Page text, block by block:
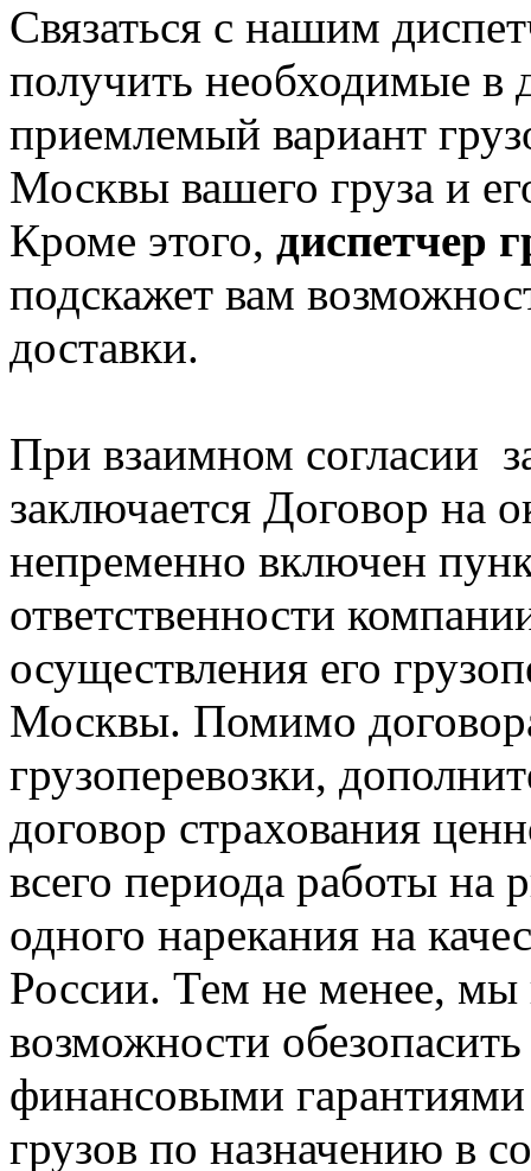
Связаться с нашим
получить необходимые в
приемлемый вариант
Москвы вашего груза и
Кроме этого, диспетчер
подскажет вам
доставки.
При взаимном согласии
заключается Договор на
непременно включен
ответственности
осуществления его
Москвы. Помимо
грузоперевозки,
договор страхования
всего периода работы на
одного нарекания на
России. Тем не менее, мы
возможности
финансовыми
грузов по назначению в